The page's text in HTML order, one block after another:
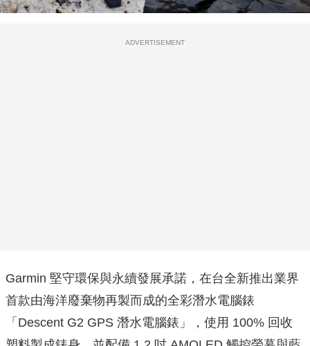
ADVERTISEMENT
Garmin 堅守環保與永續發展承諾，在台全新推出業界
首款由海洋廢棄物再製而成的全彩潛水電腦錶
「Descent G2 GPS 潛水電腦錶」，使用 100% 回收
塑料製成錶身，並配備 1.2 吋 AMOLED 觸控螢幕與藍